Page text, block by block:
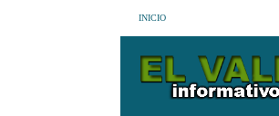
INICIO